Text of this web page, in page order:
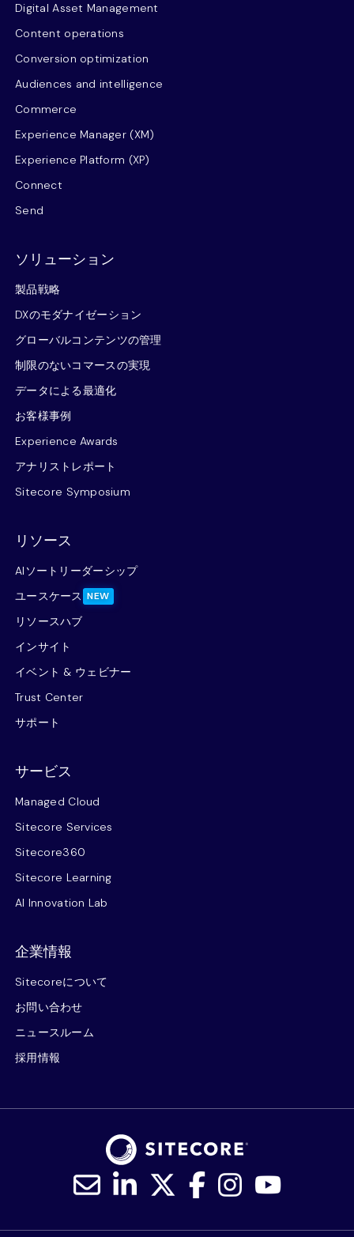
Digital Asset Management
Content operations
Conversion optimization
Audiences and intelligence
Commerce
Experience Manager (XM)
Experience Platform (XP)
Connect
Send
ソリューション
製品戦略
DXのモダナイゼーション
グローバルコンテンツの管理
制限のないコマースの実現
データによる最適化
お客様事例
Experience Awards
アナリストレポート
Sitecore Symposium
リソース
AIソートリーダーシップ
ユースケース NEW
リソースハブ
インサイト
イベント & ウェビナー
Trust Center
サポート
サービス
Managed Cloud
Sitecore Services
Sitecore360
Sitecore Learning
AI Innovation Lab
企業情報
Sitecoreについて
お問い合わせ
ニュースルーム
採用情報